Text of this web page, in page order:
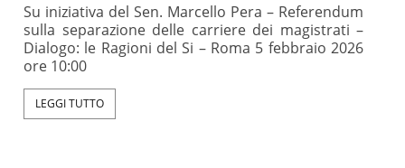
Su iniziativa del Sen. Marcello Pera – Referendum
sulla separazione delle carriere dei magistrati –
Dialogo: le Ragioni del Si – Roma 5 febbraio 2026
ore 10:00
LEGGI TUTTO